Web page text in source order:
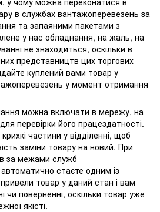
в службах вантажоперевезень за
та запаяними пакетами з
у нас обладнання, на жаль, на
не знаходиться, оскільки в
представництв цих торгових
куплений вами товар у
у момент отримання
можна включати в мережу, на
перевірки його працездатності.
частини у відділенні, щоб
заміни товару на новий. При
за межами служб
стаєте одним із
привели товар у даний стан і вам
чи поверненні, оскільки товар уже
якісті.